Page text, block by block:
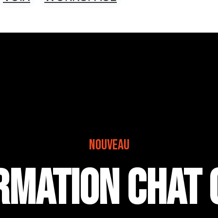
NOUVEAU
chat